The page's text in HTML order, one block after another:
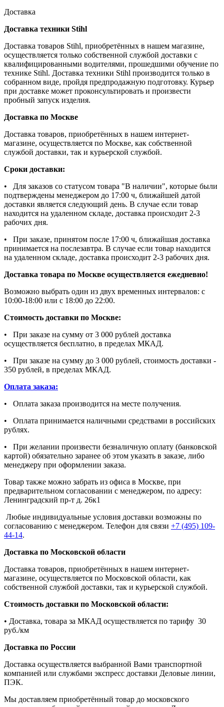
Доставка
Доставка техники Stihl
Доставка товаров Stihl, приобретённых в нашем магазине,
осуществляется только собственной службой доставки с
квалифицированными водителями, прошедшими обучение по
технике Stihl. Доставка техники Stihl производится только в
собранном виде, пройдя предпродажную подготовку. Курьер
при доставке может проконсультировать и произвести
пробный запуск изделия.
Доставка по Москве
Доставка товаров, приобретённых в нашем интернет-
магазине, осуществляется по Москве, как собственной
службой доставки, так и курьерской службой.
Сроки доставки:
• Для заказов со статусом товара "В наличии", которые были
подтверждены менеджером до 17:00 ч, ближайшей датой
доставки является следующий день. В случае если товар
находится на удаленном складе, доставка происходит 2-3
рабочих дня.
• При заказе, принятом после 17:00 ч, ближайшая доставка
принимается на послезавтра. В случае если товар находится
на удаленном складе, доставка происходит 2-3 рабочих дня.
Доставка товара по Москве осуществляется ежедневно!
Возможно выбрать один из двух временных интервалов: с
10:00-18:00 или с 18:00 до 22:00.
Стоимость доставки по Москве:
• При заказе на сумму от 3 000 рублей доставка
осуществляется бесплатно, в пределах МКАД.
• При заказе на сумму до 3 000 рублей, стоимость доставки -
350 рублей, в пределах МКАД.
Оплата заказа:
• Оплата заказа производится на месте получения.
• Оплата принимается наличными средствами в российских
рублях.
• При желании произвести безналичную оплату (банковской
картой) обязательно заранее об этом указать в заказе, либо
менеджеру при оформлении заказа.
Товар также можно забрать из офиса в Москве, при
предварительном согласовании с менеджером, по адресу:
Ленинградский пр-т д. 26к1
Любые индивидуальные условия доставки возможны по
согласованию с менеджером. Телефон для связи +7 (495) 109-
44-14.
Доставка по Московской области
Доставка товаров, приобретённых в нашем интернет-
магазине, осуществляется по Московской области, как
собственной службой доставки, так и курьерской службой.
Стоимость доставки по Московской области:
• Доставка, товара за МКАД осуществляется по тарифу 30
руб./км
Доставка по России
Доставка осуществляется выбранной Вами транспортной
компанией или службами экспресс доставки Деловые линии,
ПЭК.
Мы доставляем приобретённый товар до московского